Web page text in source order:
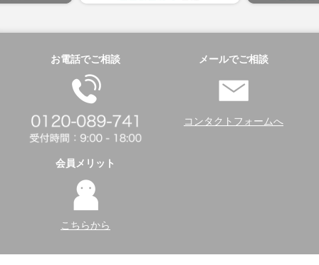
お電話でご相談 メールでご相談
コンタクトフォームへ
会員メリット
こちらから